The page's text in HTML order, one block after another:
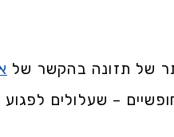
של תזונה בהקשר של
– שעלולים